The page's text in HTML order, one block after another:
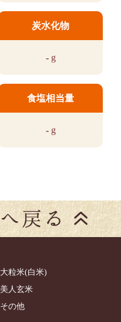
炭水化物
-g
食塩相当量
-g
大粒米(白米)
美人玄米
その他